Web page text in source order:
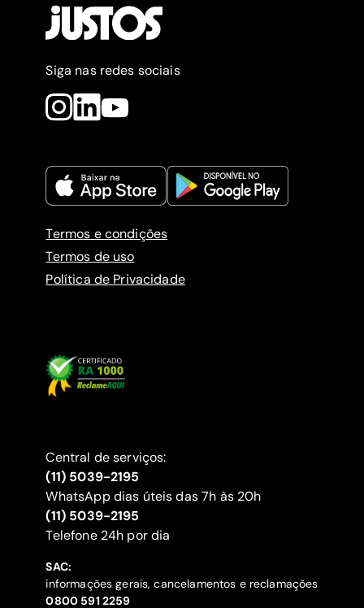
Siga nas redes sociais
Termos e condições
Termos de uso
Política de Privacidade
Central de serviços:
(11) 5039-2195
WhatsApp dias úteis das 7h às 20h
(11) 5039-2195
‍Telefone 24h por dia
SAC:
informações gerais, cancelamentos e reclamações
‍0800 591 2259